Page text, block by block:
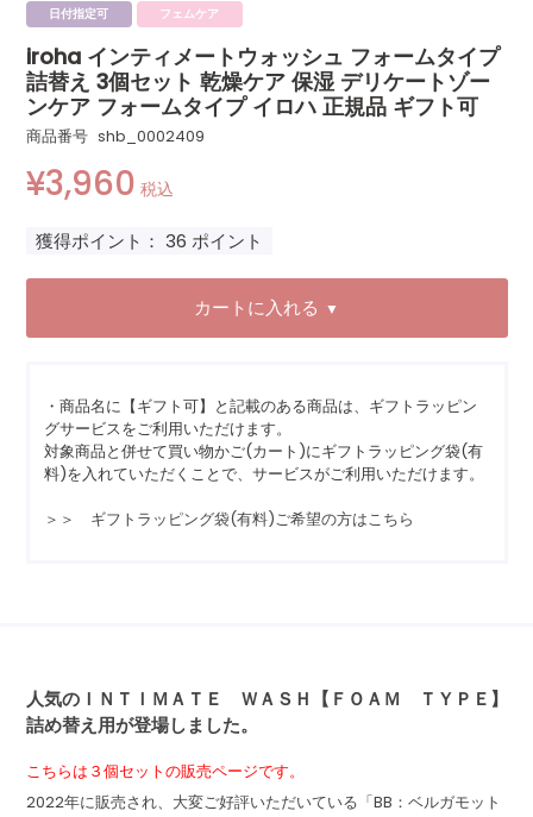
日付指定可 フェムケア
iroha インティメートウォッシュ フォームタイプ
詰替え 3個セット 乾燥ケア 保湿 デリケートゾー
ンケア フォームタイプ イロハ 正規品 ギフト可
商品番号 shb_0002409
¥3,960 税込
獲得ポイント： 36 ポイント
カートに入れる ▼
・商品名に【ギフト可】と記載のある商品は、ギフトラッピン
グサービスをご利用いただけます。
対象商品と併せて買い物かご(カート)にギフトラッピング袋(有
料)を入れていただくことで、サービスがご利用いただけます。
＞＞ ギフトラッピング袋(有料)ご希望の方はこちら
人気のＩＮＴＩＭＡＴＥ ＷＡＳＨ【ＦＯＡＭ ＴＹＰＥ】
詰め替え用が登場しました。
こちらは３個セットの販売ページです。
2022年に販売され、大変ご好評いただいている「BB：ベルガモット